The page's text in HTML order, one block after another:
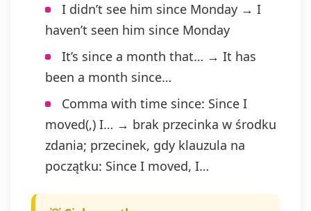
I didn’t see him since Monday → I
haven’t seen him since Monday
It’s since a month that… → It has
been a month since…
Comma with time since: Since I
moved(,) I… → brak przecinka w środku
zdania; przecinek, gdy klauzula na
początku: Since I moved, I…